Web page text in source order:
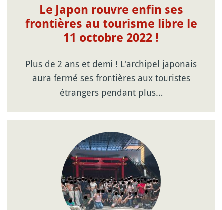
Le Japon rouvre enfin ses
frontières au tourisme libre le
11 octobre 2022 !
Plus de 2 ans et demi ! L'archipel japonais
aura fermé ses frontières aux touristes
étrangers pendant plus…